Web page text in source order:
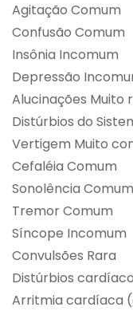
Agitação Comum
Confusão Comum
Insônia Incomum
Depressão
Alucinações Muito
Distúrbios do
Vertigem Muito
Cefaléia Comum
Sonolência Comum
Tremor Comum
Síncope Incomum
Convulsões Rara
Distúrbios
Arritmia cardíaca